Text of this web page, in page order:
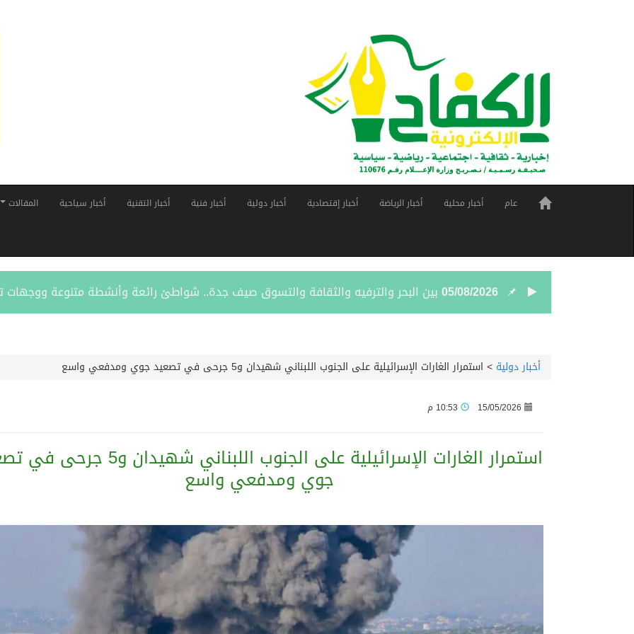
عام أخبار محلية أخبار الرياضة أخبار إقتصادية أخبار دولية أخبار فنية أخبار التقنية أخبار سياحية المقالات
05/08/2026 بين البحر والترفيه والثقافة والتسوق صيف جدة.. شواطئ رائعة وأنشطة متنوعة ووجهات
05/08/2026الاحتفال بافتتاح “جناح سمو الشيخة فاطمة بنت مبارك لأمراض النساء والتوليد” في
المدرب الكويتي – ماهر يدرب نادي جدة
05/08/2026سمو امير الكويت يتسلم رسالة خطية من سمو الامير محمد بن سلمان
مفتى جمهورية مصر العربية الوعي الديني الصحيح يصوغ شخصيةً قياديةً متوازنةً تجمع بين
من السعودية الى الاسكندرية تدشين مركز هدى صالح مؤمنة لتنمية المهارات الخيرى
أخبار دولية > استمرار الغارات الإسرائيلية على الجنوب اللبناني شهيدان و5 جرحى في تصعيد جوي ومدفعي واسع
15/05/2026
استمرار الغارات الإسرائيلية على الجنوب اللبناني
جوي ومدفعي واسع